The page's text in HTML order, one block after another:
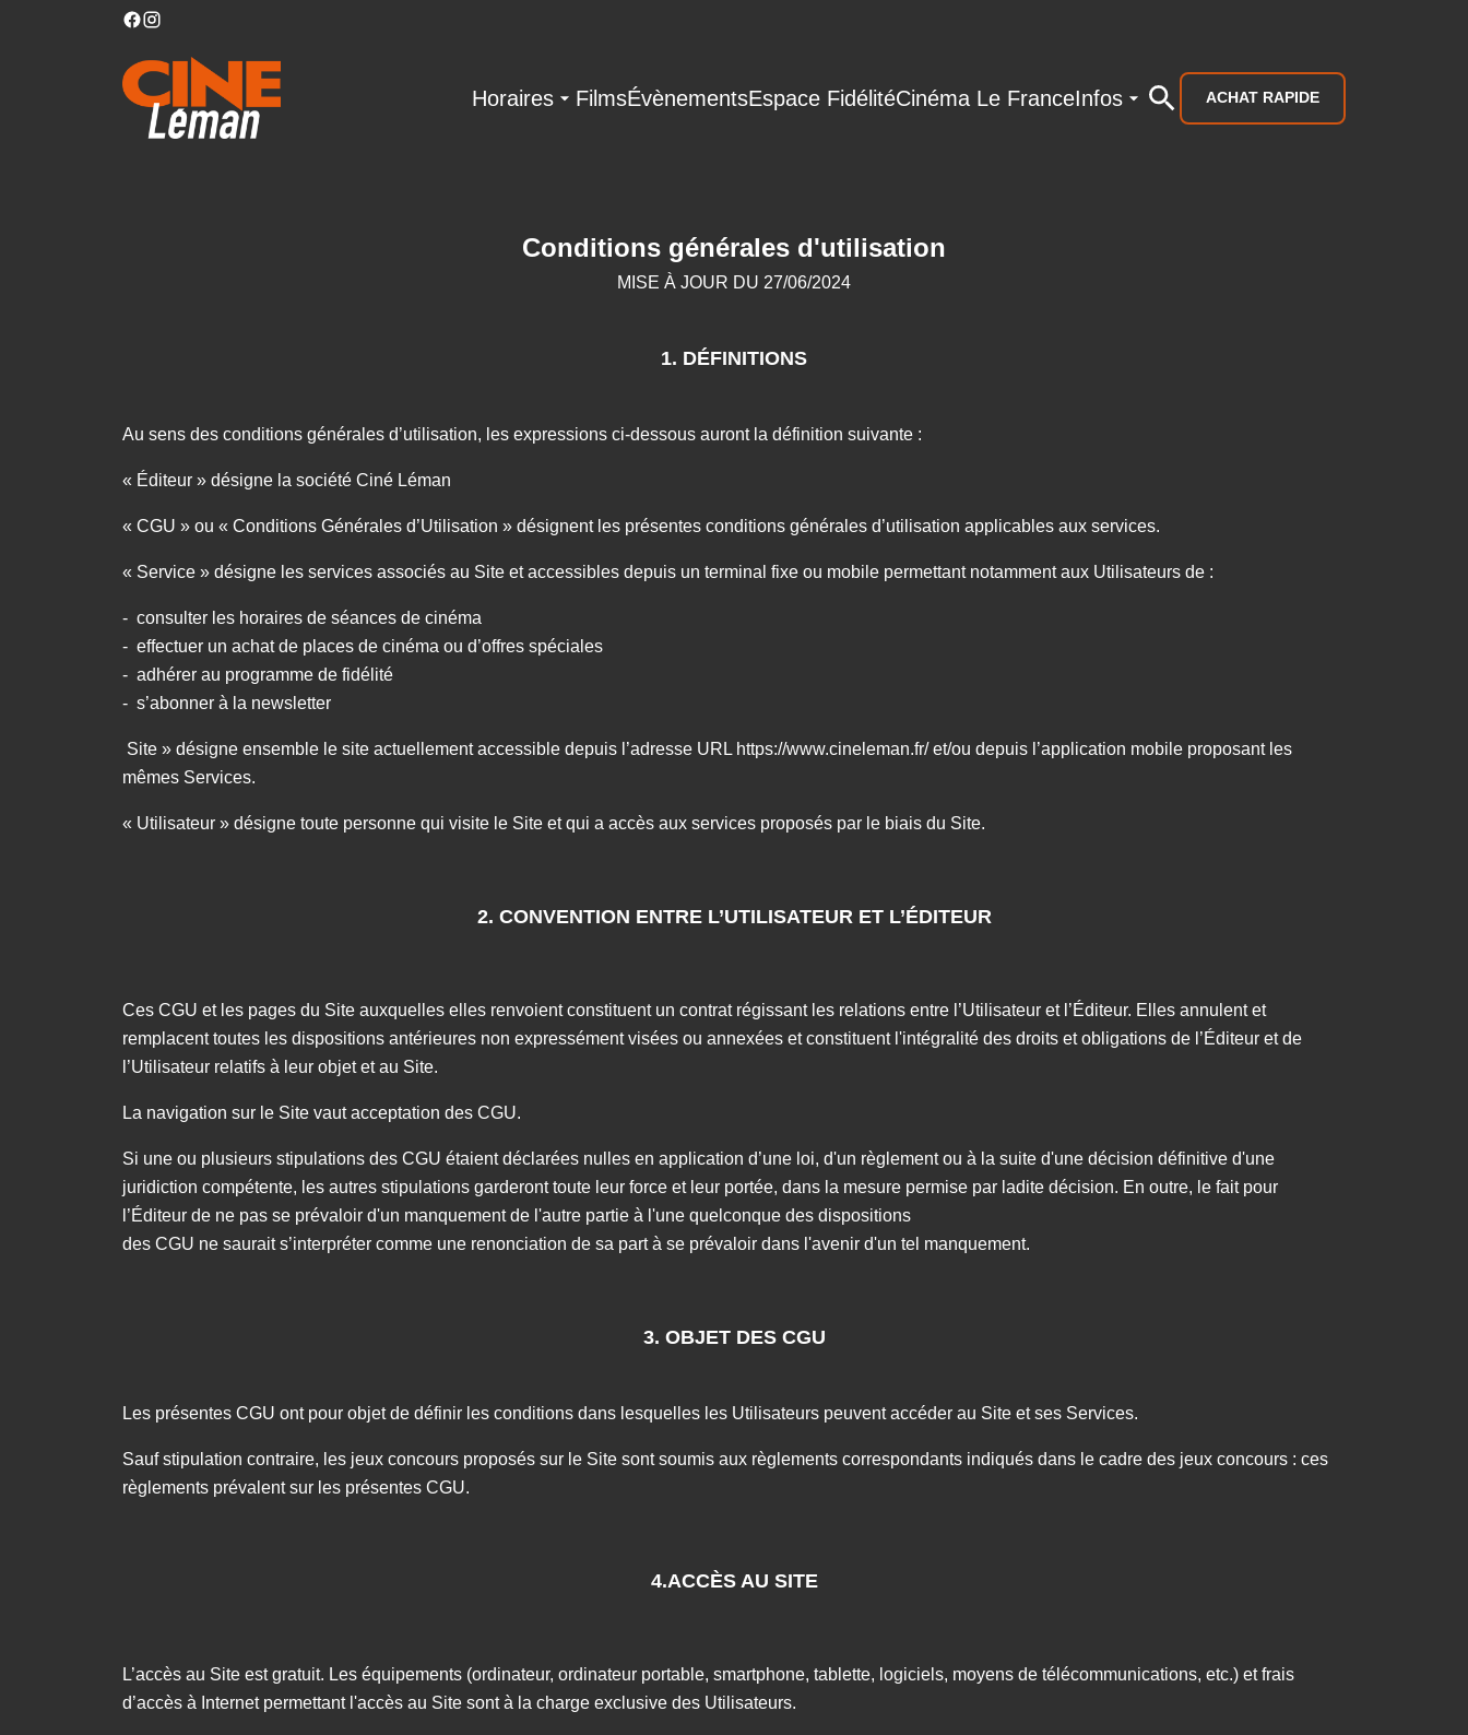
Horaires FilmsÉvènementsEspace FidélitéCinéma Le FranceInfos ACHAT RAPIDE
Conditions générales d'utilisation
MISE À JOUR DU 27/06/2024
1. DÉFINITIONS
Au sens des conditions générales d’utilisation, les expressions ci-dessous auront la définition suivante :
« Éditeur » désigne la société Ciné Léman
« CGU » ou « Conditions Générales d’Utilisation » désignent les présentes conditions générales d’utilisation applicables aux services.
« Service » désigne les services associés au Site et accessibles depuis un terminal fixe ou mobile permettant notamment aux Utilisateurs de :
- consulter les horaires de séances de cinéma
- effectuer un achat de places de cinéma ou d’offres spéciales
- adhérer au programme de fidélité
- s’abonner à la newsletter
Site » désigne ensemble le site actuellement accessible depuis l’adresse URL https://www.cineleman.fr/ et/ou depuis l’application mobile proposant les
mêmes Services.
« Utilisateur » désigne toute personne qui visite le Site et qui a accès aux services proposés par le biais du Site.
2. CONVENTION ENTRE L’UTILISATEUR ET L’ÉDITEUR
Ces CGU et les pages du Site auxquelles elles renvoient constituent un contrat régissant les relations entre l’Utilisateur et l’Éditeur. Elles annulent et
remplacent toutes les dispositions antérieures non expressément visées ou annexées et constituent l'intégralité des droits et obligations de l’Éditeur et de
l’Utilisateur relatifs à leur objet et au Site.
La navigation sur le Site vaut acceptation des CGU.
Si une ou plusieurs stipulations des CGU étaient déclarées nulles en application d’une loi, d'un règlement ou à la suite d'une décision définitive d'une
juridiction compétente, les autres stipulations garderont toute leur force et leur portée, dans la mesure permise par ladite décision. En outre, le fait pour
l’Éditeur de ne pas se prévaloir d'un manquement de l'autre partie à l'une quelconque des dispositions
des CGU ne saurait s’interpréter comme une renonciation de sa part à se prévaloir dans l'avenir d'un tel manquement.
3. OBJET DES CGU
Les présentes CGU ont pour objet de définir les conditions dans lesquelles les Utilisateurs peuvent accéder au Site et ses Services.
Sauf stipulation contraire, les jeux concours proposés sur le Site sont soumis aux règlements correspondants indiqués dans le cadre des jeux concours : ces
règlements prévalent sur les présentes CGU.
4.ACCÈS AU SITE
L’accès au Site est gratuit. Les équipements (ordinateur, ordinateur portable, smartphone, tablette, logiciels, moyens de télécommunications, etc.) et frais
d’accès à Internet permettant l'accès au Site sont à la charge exclusive des Utilisateurs.